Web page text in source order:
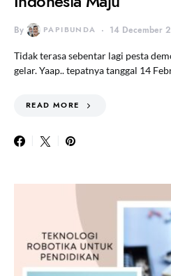
By PAPIBUNDA 14 December
Tidak terasa sebentar lagi pesta
gelar. Yaap.. tepatnya tanggal 14
READ MORE